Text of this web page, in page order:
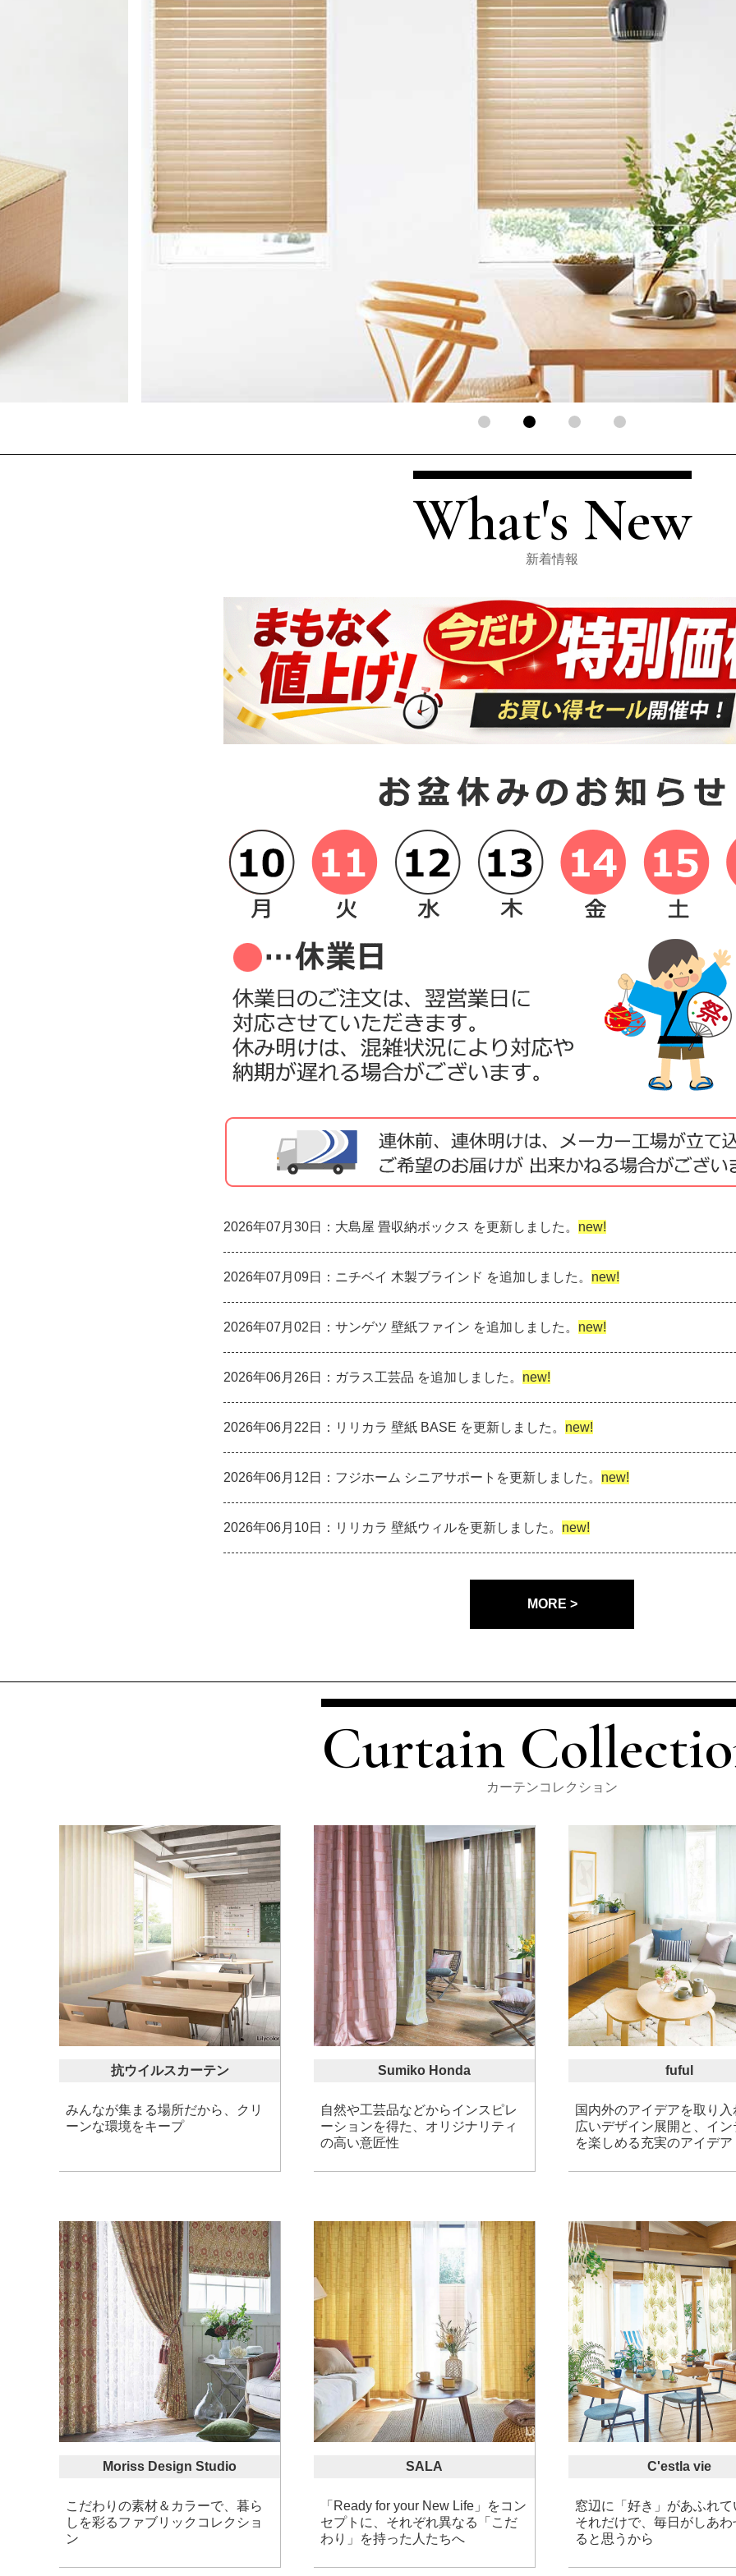
What's New
新着情報
2026年07月30日：大島屋 畳収納ボックス を更新しました。 new!
2026年07月09日：ニチベイ 木製ブラインド を追加しました。 new!
2026年07月02日：サンゲツ 壁紙ファイン を追加しました。 new!
2026年06月26日：ガラス工芸品 を追加しました。 new!
2026年06月22日：リリカラ 壁紙 BASE を更新しました。 new!
2026年06月12日：フジホーム シニアサポートを更新しました。 new!
2026年06月10日：リリカラ 壁紙ウィルを更新しました。 new!
MORE >
Curtain
カーテンコレクション
抗ウイルスカーテン
みんなが集まる場所だから、クリ
ーンな環境をキープ
Sumiko Honda
自然や工芸品などからインスピレ
ーションを得た、オリジナリティ
の高い意匠性
fuful
国内外のアイデアを取り入
広いデザイン展開と、イン
を楽しめる充実のアイデア
Moriss Design Studio
こだわりの素材＆カラーで、暮ら
しを彩るファブリックコレクショ
ン
SALA
「Ready for your New Life」をコン
セプトに、それぞれ異なる「こだ
わり」を持った人たちへ
C'estla vie
窓辺に「好き」があふれて
それだけで、毎日がしあわ
ると思うから